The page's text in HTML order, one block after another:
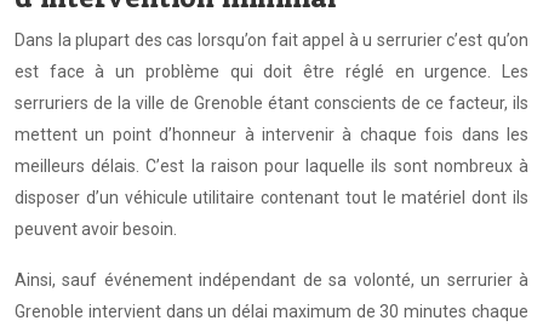
Dans la plupart des cas lorsqu’on fait appel à u serrurier c’est qu’on
est face à un problème qui doit être réglé en urgence. Les
serruriers de la ville de Grenoble étant conscients de ce facteur, ils
mettent un point d’honneur à intervenir à chaque fois dans les
meilleurs délais. C’est la raison pour laquelle ils sont nombreux à
disposer d’un véhicule utilitaire contenant tout le matériel dont ils
peuvent avoir besoin.
Ainsi, sauf événement indépendant de sa volonté, un serrurier à
Grenoble intervient dans un délai maximum de 30 minutes chaque